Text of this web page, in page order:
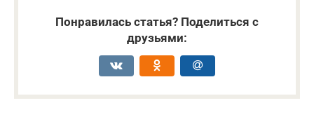
Понравилась статья? Поделиться с
друзьями: